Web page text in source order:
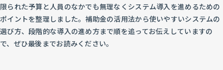
限られた予算と人員のなかでも無理なくシステム導入を進めるための
ポイントを整理しました。補助金の活用法から使いやすいシステムの
選び方、段階的な導入の進め方まで順を追ってお伝えしていますの
で、ぜひ最後までお読みください。